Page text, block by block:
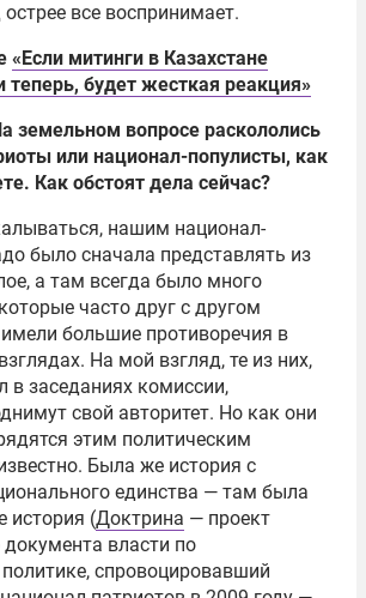
все воспринимает.
«Если митинги в Казахстане
теперь, будет жесткая реакция»
земельном вопросе раскололись
или национал-популисты, как
Как обстоят дела сейчас?
нашим национал-
было сначала представлять из
а там всегда было много
часто друг с другом
большие противоречия в
На мой взгляд, те из них,
в заседаниях комиссии,
свой авторитет. Но как они
этим политическим
Была же история с
единства — там была
история (Доктрина — проект
власти по
спровоцировавший